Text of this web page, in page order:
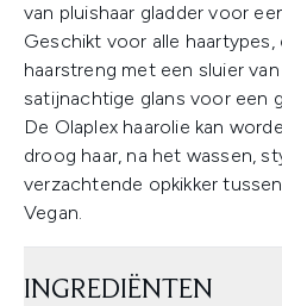
van pluishaar gladder voor
Geschikt voor alle
haarstreng met een sluier
satijnachtige glans voor een
De Olaplex haarolie kan
droog haar, na het wassen,
verzachtende opkikker
Vegan.
INGREDIËNTEN